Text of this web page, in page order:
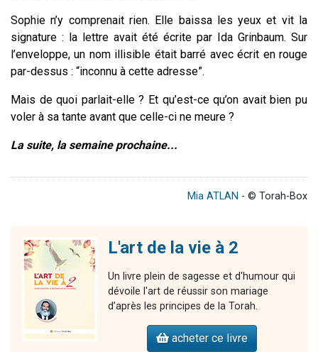
Sophie n’y comprenait rien. Elle baissa les yeux et vit la
signature : la lettre avait été écrite par Ida Grinbaum. Sur
l’enveloppe, un nom illisible était barré avec écrit en rouge
par-dessus : “inconnu à cette adresse”.
Mais de quoi parlait-elle ? Et qu’est-ce qu’on avait bien pu
voler à sa tante avant que celle-ci ne meure ?
La suite, la semaine prochaine...
Mia ATLAN - © Torah-Box
L'art de la vie à 2
Un livre plein de sagesse et d'humour qui
dévoile l'art de réussir son mariage
d’après les principes de la Torah.
acheter ce livre